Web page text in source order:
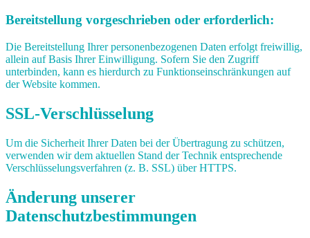
Bereitstellung vorgeschrieben oder erforderlich:
Die Bereitstellung Ihrer personenbezogenen Daten erfolgt freiwillig,
allein auf Basis Ihrer Einwilligung. Sofern Sie den Zugriff
unterbinden, kann es hierdurch zu Funktionseinschränkungen auf
der Website kommen.
SSL-Verschlüsselung
Um die Sicherheit Ihrer Daten bei der Übertragung zu schützen,
verwenden wir dem aktuellen Stand der Technik entsprechende
Verschlüsselungsverfahren (z. B. SSL) über HTTPS.
Änderung unserer
Datenschutzbestimmungen